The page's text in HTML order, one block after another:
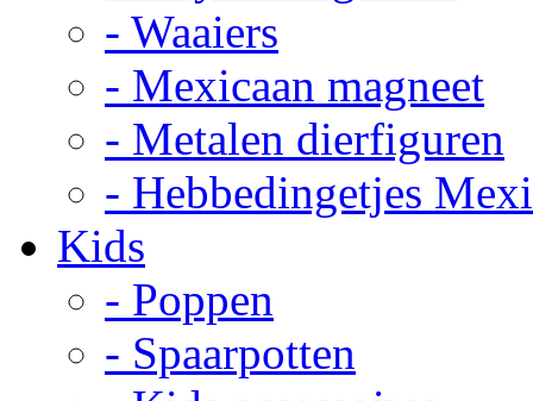
- Waaiers
- Mexicaan magneet
- Metalen dierfiguren
- Hebbedingetjes
Kids
- Poppen
- Spaarpotten